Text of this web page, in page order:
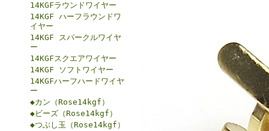
14KGFラウンドワイヤー
14KGF ハーフラウンドワ
イヤー
14KGF スパークルワイヤ
ー
14KGFスクエアワイヤー
14KGF ソフトワイヤー
14KGFハーフハードワイヤ
ー
◆カン（Rose14kgf）
◆ビーズ（Rose14kgf）
◆つぶし玉（Rose14kgf）